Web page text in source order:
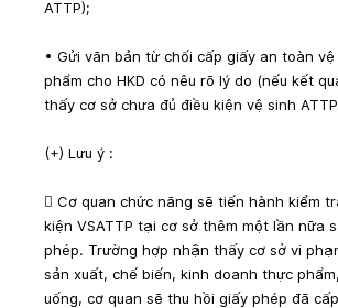
ATTP);
• Gửi văn bản từ chối cấp giấy an toàn
phẩm cho HKD có nêu rõ lý do (nếu kết
thấy cơ sở chưa đủ điều kiện vệ sinh
(+) Lưu ý :
 Cơ quan chức năng sẽ tiến hành kiểm
kiện VSATTP tại cơ sở thêm một lần nữa
phép. Trường hợp nhận thấy cơ sở vi
sản xuất, chế biến, kinh doanh thực
uống, cơ quan sẽ thu hồi giấy phép đã